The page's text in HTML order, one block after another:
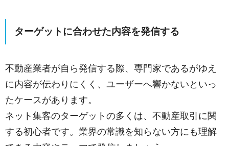
ターゲットに合わせた内容を発信する
不動産業者が自ら発信する際、専門家であるがゆえ
に内容が伝わりにくく、ユーザーへ響かないといっ
たケースがあります。
ネット集客のターゲットの多くは、不動産取引に関
する初心者です。業界の常識を知らない方にも理解